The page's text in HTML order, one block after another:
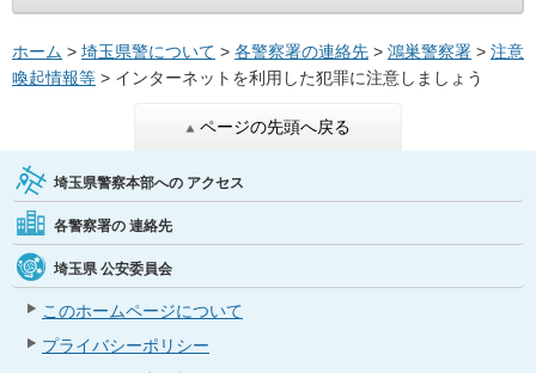
ホーム > 埼玉県警について > 各警察署の連絡先 > 鴻巣警察署 > 注意
喚起情報等 > インターネットを利用した犯罪に注意しましょう
ページの先頭へ戻る
埼玉県警察本部への アクセス
各警察署の 連絡先
埼玉県 公安委員会
このホームページについて
プライバシーポリシー